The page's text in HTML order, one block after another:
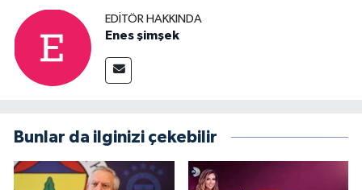
EDITÖR HAKKINDA
Enes şimşek
Bunlar da ilginizi çekebilir